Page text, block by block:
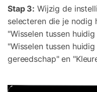
Stap 3: Wijzig de
selecteren die je nodig
"Wisselen tussen
"Wisselen tussen
gereedschap" en